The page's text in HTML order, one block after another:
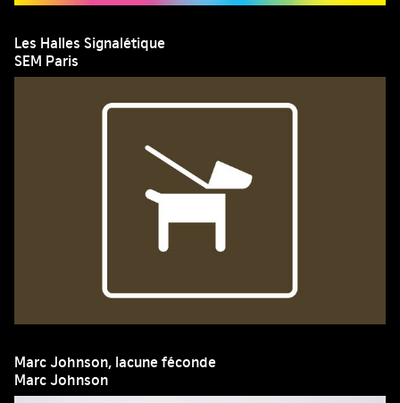
Les Halles Signalétique
SEM Paris
Marc Johnson, lacune féconde
Marc Johnson